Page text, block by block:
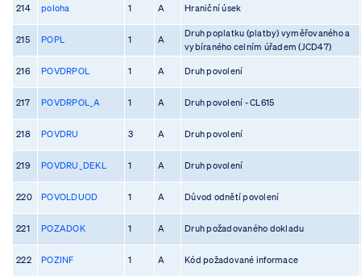
214 poloha 1 A Hraniční úsek
215 POPL 1 A
Druh poplatku (platby) vyměřovaného a
vybíraného celním úřadem (JCD47)
216 POVDRPOL 1 A Druh povolení
217 POVDRPOL_A 1 A Druh povolení - CL615
218 POVDRU 3 A Druh povolení
219 POVDRU_DEKL 1 A Druh povolení
220 POVOLDUOD 1 A Důvod odnětí povolení
221 POZADOK 1 A Druh požadovaného dokladu
222 POZINF 1 A Kód požadované informace